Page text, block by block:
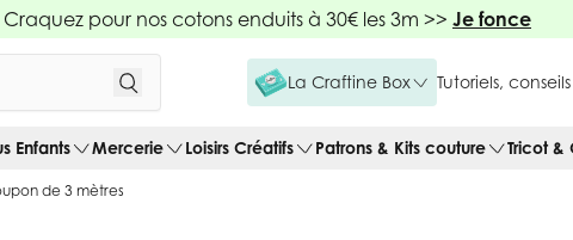
Craquez pour nos cotons enduits à 30€ les 3m >> Je fonce
La Craftine Box Tutoriels,
Enfants Mercerie Loisirs Créatifs Patrons & Kits couture Tricot &
de 3 mètres